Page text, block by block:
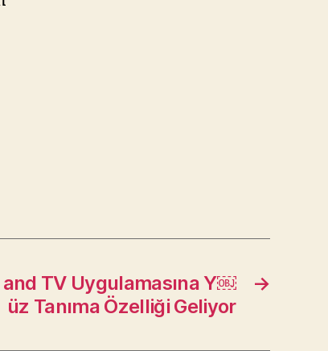
→
TV Uygulamasına Y￼
üz Tanıma Özelliği Geliyor